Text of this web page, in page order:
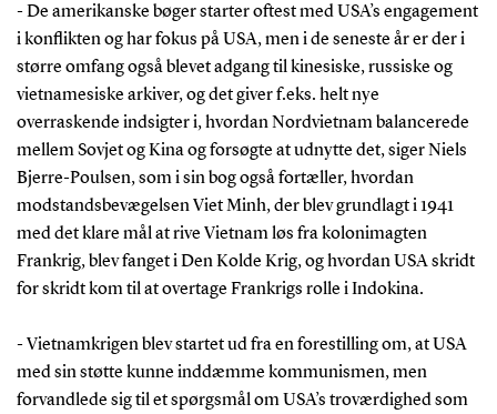
- De amerikanske bøger starter oftest med USA’s engagement
i konflikten og har fokus på USA, men i de seneste år er der i
større omfang også blevet adgang til kinesiske, russiske og
vietnamesiske arkiver, og det giver f.eks. helt nye
overraskende indsigter i, hvordan Nordvietnam balancerede
mellem Sovjet og Kina og forsøgte at udnytte det, siger Niels
Bjerre-Poulsen, som i sin bog også fortæller, hvordan
modstandsbevægelsen Viet Minh, der blev grundlagt i 1941
med det klare mål at rive Vietnam løs fra kolonimagten
Frankrig, blev fanget i Den Kolde Krig, og hvordan USA skridt
for skridt kom til at overtage Frankrigs rolle i Indokina.
- Vietnamkrigen blev startet ud fra en forestilling om, at USA
med sin støtte kunne inddæmme kommunismen, men
forvandlede sig til et spørgsmål om USA’s troværdighed som